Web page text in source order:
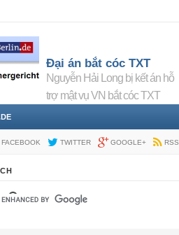
Đại án bắt cóc TXT
Nguyễn Hải Long bị kết án hỗ
trợ mật vụ VN bắt cóc TXT
FACEBOOK TWITTER GOOGLE+ RSS